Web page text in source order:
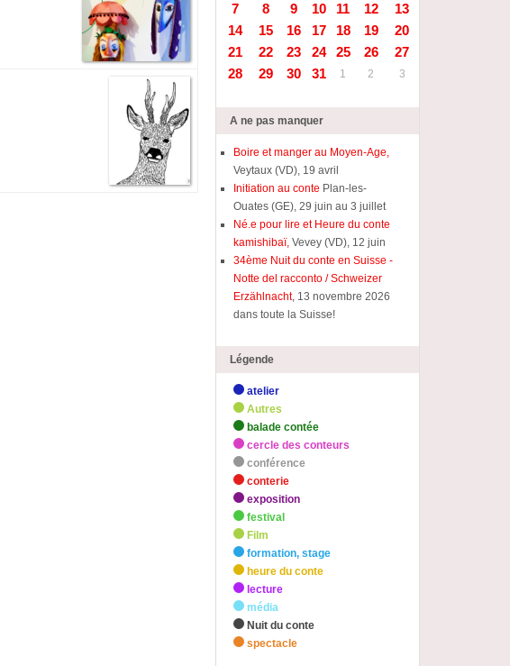
7
8 9 10 11 12
13
14
15 16 17 18 19
20
21
22 23 24 25 26
27
28
29 30 31 1 2 3
A ne pas manquer
Boire et manger au Moyen-Age,
Veytaux (VD), 19 avril
Initiation au conte Plan-les-
Ouates (GE), 29 juin au 3 juillet
Né.e pour lire et Heure du conte
kamishibaï, Vevey (VD), 12 juin
34ème Nuit du conte en Suisse -
Notte del racconto / Schweizer
Erzählnacht, 13 novembre 2026
dans toute la Suisse!
Légende
atelier
Autres
balade contée
cercle des conteurs
conférence
conterie
exposition
festival
Film
formation, stage
heure du conte
lecture
média
Nuit du conte
spectacle